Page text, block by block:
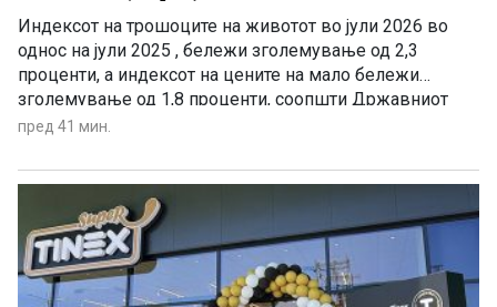
Индексот на трошоците на животот во јули 2026 во
однос на јули 2025 , бележи зголемување од 2,3
проценти, а индексот на цените на мало бележи
зголемување од 1,8 проценти, соопшти Државниот
завод за статистика. Станува збор за благо забавување
годишната стапка на инфлација изнесуваше 3,4
пред 41 мин.